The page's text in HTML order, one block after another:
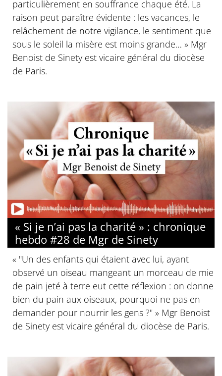
particulièrement en souffrance chaque été. La
raison peut paraître évidente : les vacances, le
relâchement de notre vigilance, le sentiment que
sous le soleil la misère est moins grande… » Mgr
Benoist de Sinety est vicaire général du diocèse
de Paris.
« Si je n’ai pas la charité » : chronique
hebdo #28 de Mgr de Sinety
« "Un des enfants qui étaient avec lui, ayant
observé un oiseau mangeant un morceau de mie
de pain jeté à terre eut cette réflexion : on donne
bien du pain aux oiseaux, pourquoi ne pas en
demander pour nourrir les gens ?" » Mgr Benoist
de Sinety est vicaire général du diocèse de Paris.